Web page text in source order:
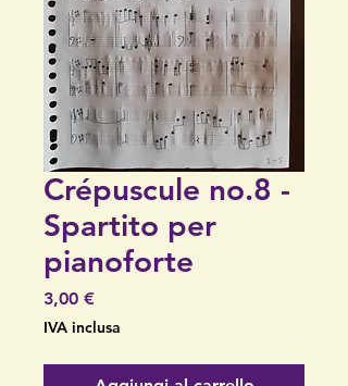
Crépuscule no.8 -
Spartito per
pianoforte
3,00 €
IVA inclusa